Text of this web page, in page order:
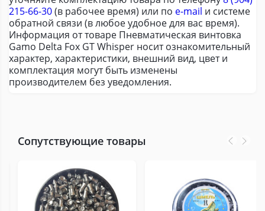
215-66-30(в рабочее время) или по e-mail и системе
обратной связи (в любое удобное для вас время).
Информация от товаре Пневматическая винтовка
Gamo Delta Fox GT Whisper носит ознакомительный
характер, характеристики, внешний вид, цвет и
комплектация могут быть изменены
производителем без уведомления.
Сопутствующие товары